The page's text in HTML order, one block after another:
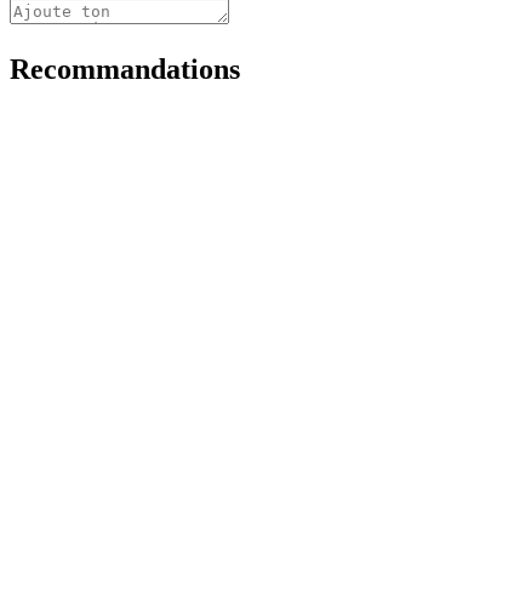
Recommandations